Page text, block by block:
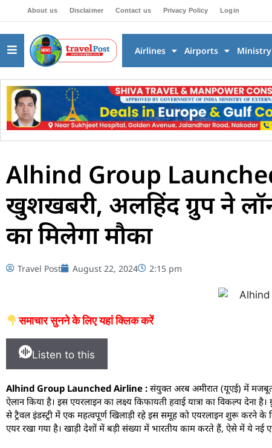
About us Disclaimer Contact us Privacy Policy Login
Airlines Airports Ministry
Alhind Group
खुशखबरी, अलहिंद ग्रुप ने
का मिलेगा मौका
Travel Post August 22, 2024 2:15 pm
समाचार सुनने के लिए यहां क्लिक करें
Listen to this
Alhind Group Launched Airline : संयुक्त अरब अमीरात (यूएई) में
ऐलान किया है। इस एयरलाइन का लक्ष्य किफायती हवाई यात्रा का विकल्प देना
से ट्रैवल इंडस्ट्री में एक महत्वपूर्ण खिलाड़ी रहे इस समूह को एयरलाइन शुरू करने के
एयर रखा गया है। खाड़ी देशों में बड़ी संख्या में भारतीय काम करते हैं, ऐसे में ये